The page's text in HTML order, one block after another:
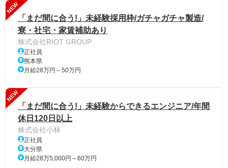
NEW
「まだ間に合う!」未経験採用枠/ガチャガチャ製造/
寮・社宅・家賃補助あり
株式会社RIOT GROUP
正社員
熊本県
月給28万円～50万円
NEW
「まだ間に合う!」未経験からできるエンジニア/年間
休日120日以上
株式会社小林
正社員
大分県
月給28万5,000円～60万円